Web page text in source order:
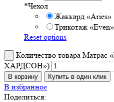
*Чехол
Жаккард «Aries»
Трикотаж «Even»
Reset options
Количество товара
ХАРДСОН»)
В корзину Купить в один клик
В избранное
Поделиться: